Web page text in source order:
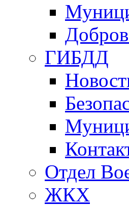
ГИБДД
Отдел
ЖКХ